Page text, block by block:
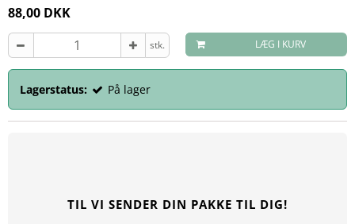
88,00 DKK
stk. LÆG I KURV
Lagerstatus: På lager
TIL VI SENDER DIN PAKKE TIL DIG!